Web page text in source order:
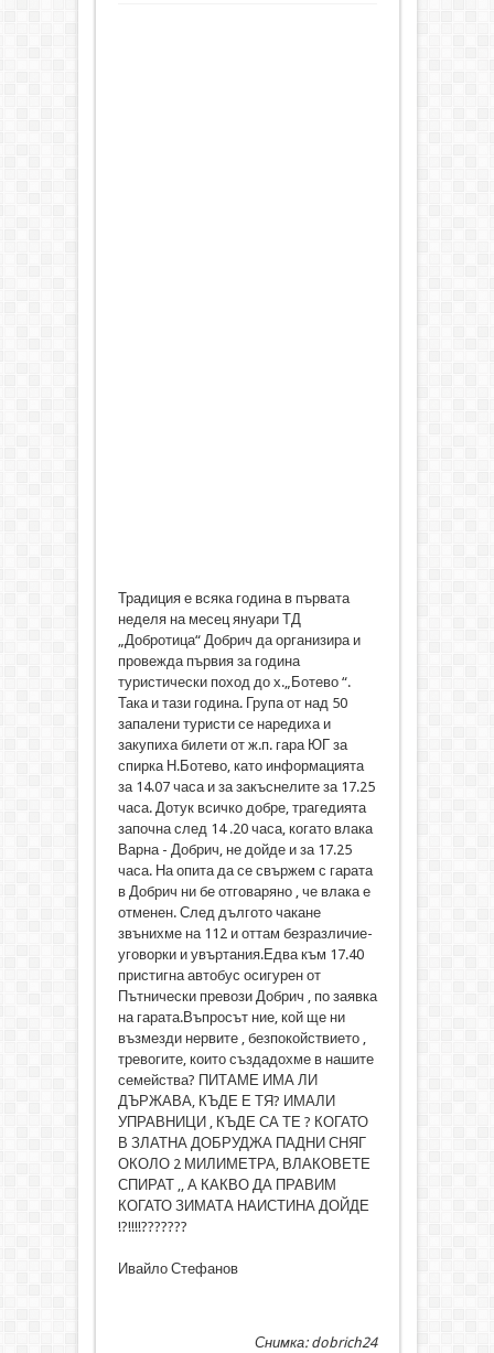
Традиция е всяка година в първата
неделя на месец януари ТД
„Добротица“ Добрич да организира и
провежда първия за година
туристически поход до х.„Ботево “.
Така и тази година. Група от над 50
запалени туристи се наредиха и
закупиха билети от ж.п. гара ЮГ за
спирка Н.Ботево, като информацията
за 14.07 часа и за закъснелите за 17.25
часа. Дотук всичко добре, трагедията
започна след 14 .20 часа, когато влака
Варна - Добрич, не дойде и за 17.25
часа. На опита да се свържем с гарата
в Добрич ни бе отговаряно , че влака е
отменен. След дългото чакане
звънихме на 112 и оттам безразличие-
уговорки и увъртания.Едва към 17.40
пристигна автобус осигурен от
Пътнически превози Добрич , по заявка
на гарата.Въпросът ние, кой ще ни
възмезди нервите , безпокойствието ,
тревогите, които създадохме в нашите
семейства? ПИТАМЕ ИМА ЛИ
ДЪРЖАВА, КЪДЕ Е ТЯ? ИМАЛИ
УПРАВНИЦИ , КЪДЕ СА ТЕ ? КОГАТО
В ЗЛАТНА ДОБРУДЖА ПАДНИ СНЯГ
ОКОЛО 2 МИЛИМЕТРА, ВЛАКОВЕТЕ
СПИРАТ ,, А КАКВО ДА ПРАВИМ
КОГАТО ЗИМАТА НАИСТИНА ДОЙДЕ
!?!!!!???????
Ивайло Стефанов
Снимка: dobrich24